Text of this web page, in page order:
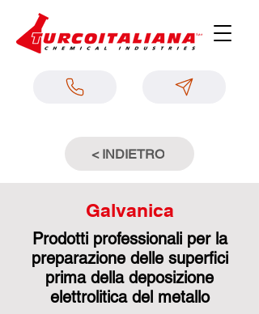
< INDIETRO
Galvanica
Prodotti professionali per la
preparazione delle superfici
prima della deposizione
elettrolitica del metallo